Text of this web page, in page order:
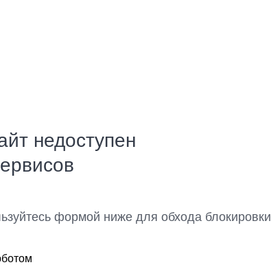
недоступен
формой ниже для обхода блокировки